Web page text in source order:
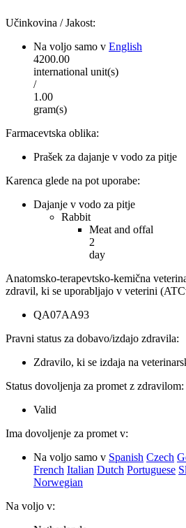
Učinkovina / Jakost:
Na voljo samo v English
4200.00
international unit(s)
/
1.00
gram(s)
Farmacevtska oblika:
Prašek za dajanje v vodo za pitje
Karenca glede na pot uporabe:
Dajanje v vodo za pitje
Rabbit
Meat and offal
2
day
Anatomsko-terapevtsko-kemična
zdravil, ki se uporabljajo v veterini
QA07AA93
Pravni status za dobavo/izdajo zdravila:
Zdravilo, ki se izdaja na
Status dovoljenja za promet z zdravilom:
Valid
Ima dovoljenje za promet v:
Na voljo samo v Spanish Czech
French Italian Dutch Portuguese
Norwegian
Na voljo v: